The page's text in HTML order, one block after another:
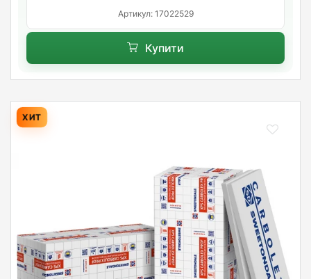
Артикул: 17022529
Купити
ХИТ